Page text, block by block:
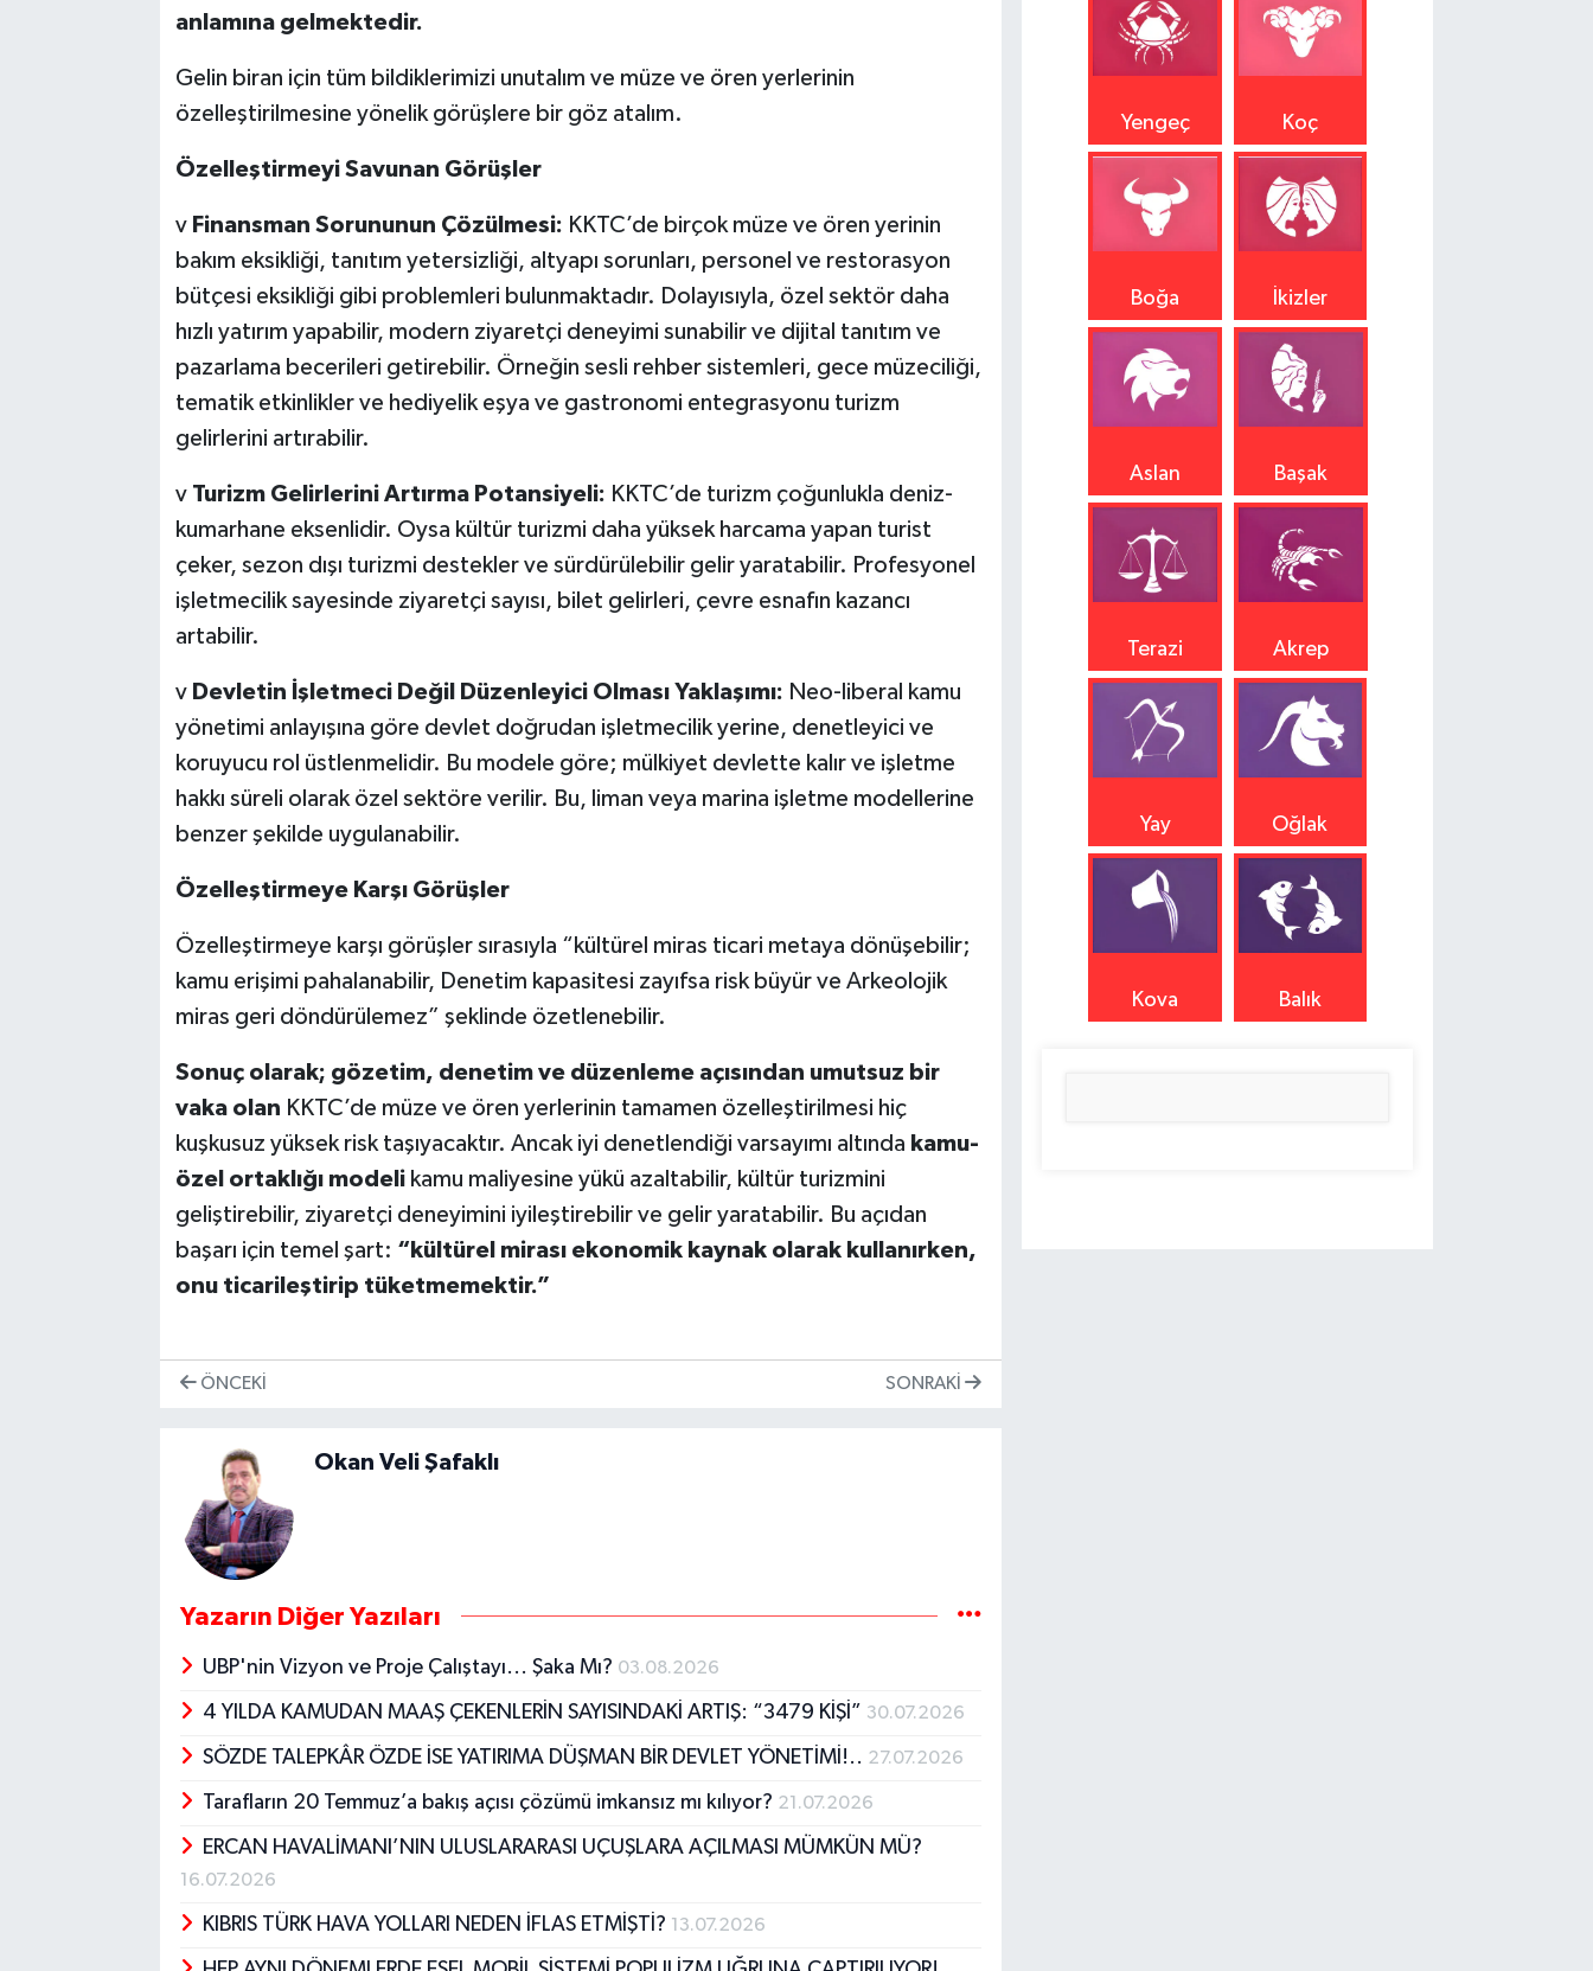
anlamına gelmektedir.
Gelin biran için tüm bildiklerimizi unutalım ve müze ve ören yerlerinin
özelleştirilmesine yönelik görüşlere bir göz atalım.
Özelleştirmeyi Savunan Görüşler
v Finansman Sorununun Çözülmesi: KKTC’de birçok müze ve ören yerinin
bakım eksikliği, tanıtım yetersizliği, altyapı sorunları, personel ve restorasyon
bütçesi eksikliği gibi problemleri bulunmaktadır. Dolayısıyla, özel sektör daha
hızlı yatırım yapabilir, modern ziyaretçi deneyimi sunabilir ve dijital tanıtım ve
pazarlama becerileri getirebilir. Örneğin sesli rehber sistemleri, gece müzeciliği,
tematik etkinlikler ve hediyelik eşya ve gastronomi entegrasyonu turizm
gelirlerini artırabilir.
v Turizm Gelirlerini Artırma Potansiyeli: KKTC’de turizm çoğunlukla deniz-
kumarhane eksenlidir. Oysa kültür turizmi daha yüksek harcama yapan turist
çeker, sezon dışı turizmi destekler ve sürdürülebilir gelir yaratabilir. Profesyonel
işletmecilik sayesinde ziyaretçi sayısı, bilet gelirleri, çevre esnafın kazancı
artabilir.
v Devletin İşletmeci Değil Düzenleyici Olması Yaklaşımı: Neo-liberal kamu
yönetimi anlayışına göre devlet doğrudan işletmecilik yerine, denetleyici ve
koruyucu rol üstlenmelidir. Bu modele göre; mülkiyet devlette kalır ve işletme
hakkı süreli olarak özel sektöre verilir. Bu, liman veya marina işletme modellerine
benzer şekilde uygulanabilir.
Özelleştirmeye Karşı Görüşler
Özelleştirmeye karşı görüşler sırasıyla “kültürel miras ticari metaya dönüşebilir;
kamu erişimi pahalanabilir, Denetim kapasitesi zayıfsa risk büyür ve Arkeolojik
miras geri döndürülemez” şeklinde özetlenebilir.
Sonuç olarak; gözetim, denetim ve düzenleme açısından umutsuz bir
vaka olan KKTC’de müze ve ören yerlerinin tamamen özelleştirilmesi hiç
kuşkusuz yüksek risk taşıyacaktır. Ancak iyi denetlendiği varsayımı altında kamu-
özel ortaklığı modeli kamu maliyesine yükü azaltabilir, kültür turizmini
geliştirebilir, ziyaretçi deneyimini iyileştirebilir ve gelir yaratabilir. Bu açıdan
başarı için temel şart: “kültürel mirası ekonomik kaynak olarak kullanırken,
onu ticarileştirip tüketmemektir.”
ÖNCEKI SONRAKI
Okan Veli Şafaklı
Yazarın Diğer Yazıları
UBP'nin Vizyon ve Proje Çalıştayı... Şaka Mı? 03.08.2026
4 YILDA KAMUDAN MAAŞ ÇEKENLERİN SAYISINDAKİ ARTIŞ: “3479 KİŞİ” 30.07.2026
SÖZDE TALEPKÂR ÖZDE İSE YATIRIMA DÜŞMAN BİR DEVLET YÖNETİMİ!.. 27.07.2026
Tarafların 20 Temmuz’a bakış açısı çözümü imkansız mı kılıyor? 21.07.2026
ERCAN HAVALİMANI’NIN ULUSLARARASI UÇUŞLARA AÇILMASI MÜMKÜN MÜ?
16.07.2026
KIBRIS TÜRK HAVA YOLLARI NEDEN İFLAS ETMİŞTİ? 13.07.2026
Yengeç Koç
Boğa İkizler
Aslan Başak
Terazi Akrep
Yay Oğlak
Kova Balık